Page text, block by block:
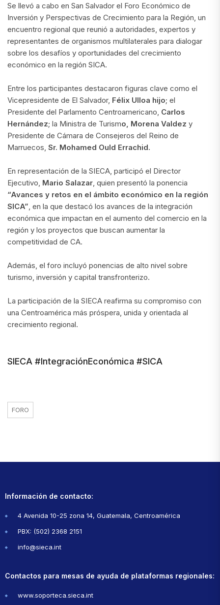
Se llevó a cabo en San Salvador el Foro Económico de
Inversión y Perspectivas de Crecimiento para la Región, un
encuentro regional que reunió a autoridades, expertos y
representantes de organismos multilaterales para dialogar
sobre los desafíos y oportunidades del crecimiento
económico en la región SICA.
Entre los participantes destacaron figuras clave como el
Vicepresidente de El Salvador, Félix Ulloa hijo; el
Presidente del Parlamento Centroamericano, Carlos
Hernández; la Ministra de Turismo, Morena Valdez y
Presidente de Cámara de Consejeros del Reino de
Marruecos, Sr. Mohamed Ould Errachid.
En representación de la SIECA, participó el Director
Ejecutivo, Mario Salazar , quien presentó la ponencia
“Avances y retos en el ámbito económico en la región
SICA” , en la que destacó los avances de la integración
económica que impactan en el aumento del comercio en la
región y los proyectos que buscan aumentar la
competitividad de CA.
Además, el foro incluyó ponencias de alto nivel sobre
turismo, inversión y capital transfronterizo.
La participación de la SIECA reafirma su compromiso con
una Centroamérica más próspera, unida y orientada al
crecimiento regional.
SIECA #IntegraciónEconómica #SICA
FORO
Información de contacto:
4 Avenida 10-25 zona 14, Guatemala, Centroamérica
PBX: (502) 2368 2151
info@sieca.int
Contactos para mesas de ayuda de plataformas regionales:
www.soporteca.sieca.int